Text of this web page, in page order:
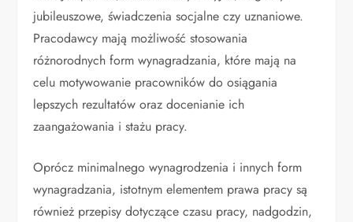
jubileuszowe, świadczenia socjalne czy uznaniowe.
Pracodawcy mają możliwość stosowania
różnorodnych form wynagradzania, które mają na
celu motywowanie pracowników do osiągania
lepszych rezultatów oraz docenianie ich
zaangażowania i stażu pracy.
Oprócz minimalnego wynagrodzenia i innych form
wynagradzania, istotnym elementem prawa pracy są
również przepisy dotyczące czasu pracy, nadgodzin,